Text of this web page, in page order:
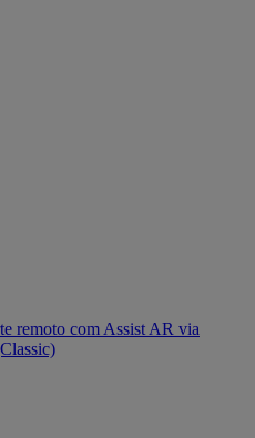
remoto com Assist AR via